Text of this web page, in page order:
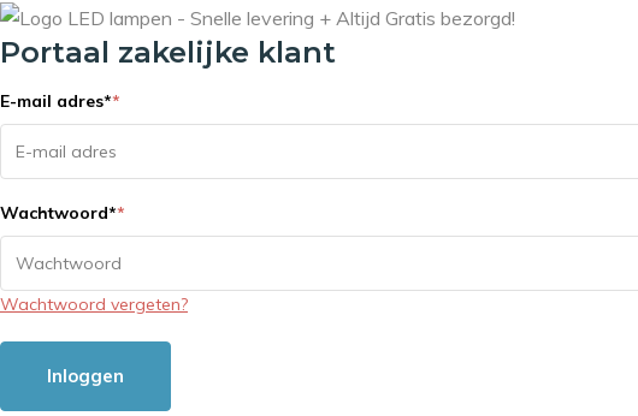
Portaal zakelijke klant
E-mail adres**
Wachtwoord**
Wachtwoord vergeten?
Inloggen